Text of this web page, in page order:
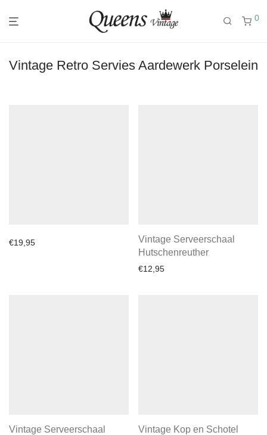
0
Vintage Retro Servies Aardewerk Porselein
€19,95
Vintage Serveerschaal
Hutschenreuther
€12,95
Vintage Serveerschaal
Vintage Kop en Schotel